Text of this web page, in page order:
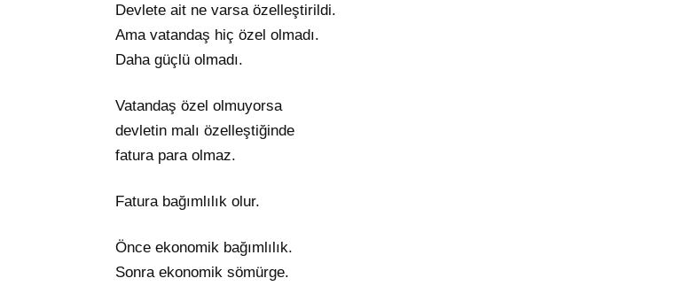
Devlete ait ne varsa özelleştirildi.
Ama vatandaş hiç özel olmadı.
Daha güçlü olmadı.
Vatandaş özel olmuyorsa
devletin malı özelleştiğinde
fatura para olmaz.
Fatura bağımlılık olur.
Önce ekonomik bağımlılık.
Sonra ekonomik sömürge.